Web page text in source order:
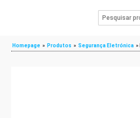
Homepage » Produtos » Segurança Eletrónica »